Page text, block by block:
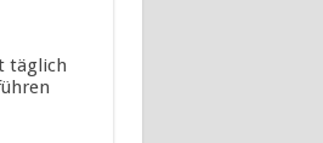
täglich